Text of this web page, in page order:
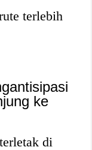
terlebih
ke
di